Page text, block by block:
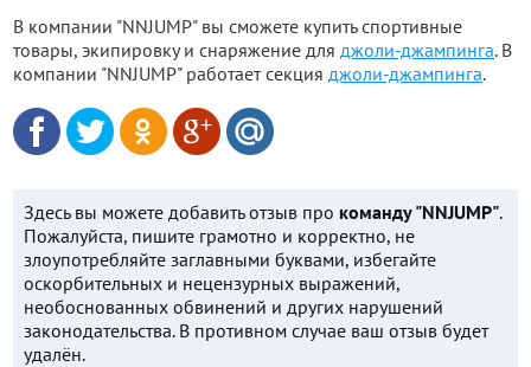
В компании "NNJUMP" вы сможете купить спортивные
товары, экипировку и снаряжение для джоли-джампинга. В
компании "NNJUMP" работает секция джоли-джампинга.
Здесь вы можете добавить отзыв про команду "NNJUMP".
Пожалуйста, пишите грамотно и корректно, не
злоупотребляйте заглавными буквами, избегайте
оскорбительных и нецензурных выражений,
необоснованных обвинений и других нарушений
законодательства. В противном случае ваш отзыв будет
удалён.